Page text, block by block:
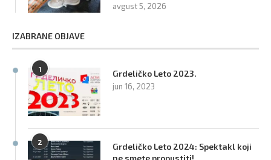
avgust 5, 2026
IZABRANE OBJAVE
1 Grdeličko Leto 2023.
jun 16, 2023
2
Grdeličko Leto 2024: Spektakl koji
ne smete propustiti!